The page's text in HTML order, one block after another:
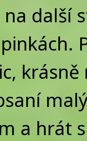
další
a hrát